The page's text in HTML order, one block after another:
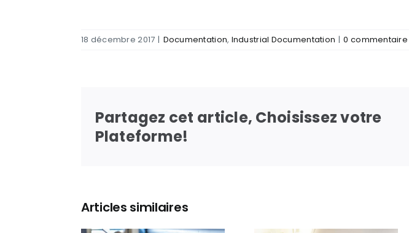
18 décembre 2017 | Documentation, Industrial Documentation | 0 commentaire
Partagez cet article, Choisissez votre
Plateforme!
Articles similaires